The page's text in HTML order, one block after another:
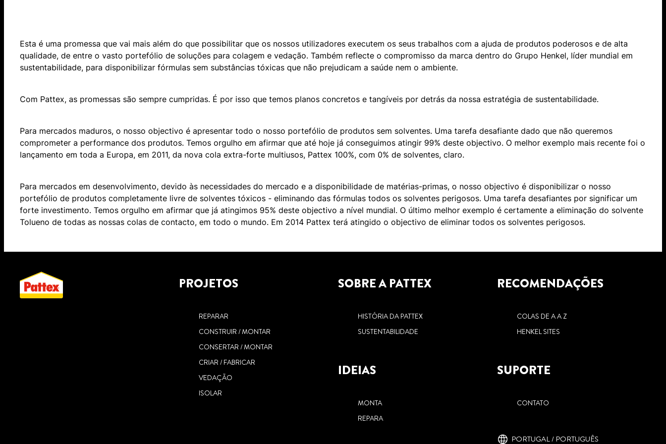
Esta é uma promessa que vai mais além do que possibilitar que os nossos utilizadores executem os seus trabalhos com a ajuda de produtos poderosos e de alta
qualidade, de entre o vasto portefólio de soluções para colagem e vedação. Também reflecte o compromisso da marca dentro do Grupo Henkel, líder mundial em
sustentabilidade, para disponibilizar fórmulas sem substâncias tóxicas que não prejudicam a saúde nem o ambiente.
Com Pattex, as promessas são sempre cumpridas. É por isso que temos planos concretos e tangíveis por detrás da nossa estratégia de sustentabilidade.
Para mercados maduros, o nosso objectivo é apresentar todo o nosso portefólio de produtos sem solventes. Uma tarefa desafiante dado que não queremos
comprometer a performance dos produtos. Temos orgulho em afirmar que até hoje já conseguimos atingir 99% deste objectivo. O melhor exemplo mais recente foi o
lançamento em toda a Europa, em 2011, da nova cola extra-forte multiusos, Pattex 100%, com 0% de solventes, claro.
Para mercados em desenvolvimento, devido às necessidades do mercado e a disponibilidade de matérias-primas, o nosso objectivo é disponibilizar o nosso
portefólio de produtos completamente livre de solventes tóxicos - eliminando das fórmulas todos os solventes perigosos. Uma tarefa desafiantes por significar um
forte investimento. Temos orgulho em afirmar que já atingimos 95% deste objectivo a nível mundial. O último melhor exemplo é certamente a eliminação do solvente
Tolueno de todas as nossas colas de contacto, em todo o mundo. Em 2014 Pattex terá atingido o objectivo de eliminar todos os solventes perigosos.
PROJETOS
REPARAR
CONSTRUIR / MONTAR
CONSERTAR / MONTAR
CRIAR / FABRICAR
VEDAÇÃO
ISOLAR
SOBRE A PATTEX
HISTÓRIA DA PATTEX
SUSTENTABILIDADE
IDEIAS
MONTA
REPARA
RECOMENDAÇÕES
COLAS DE A A Z
HENKEL SITES
SUPORTE
CONTATO
PORTUGAL / PORTUGUÊS